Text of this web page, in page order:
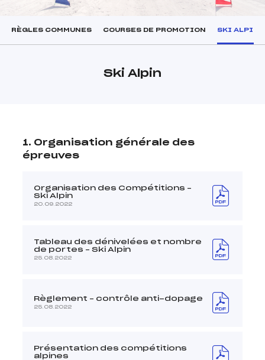
RÈGLES COMMUNES COURSES DE PROMOTION SKI ALPIN
Ski Alpin
1. Organisation générale des
épreuves
Organisation des Compétitions –
Ski Alpin
20.09.2022
Tableau des dénivelées et nombre
de portes – Ski Alpin
25.08.2022
Règlement – contrôle anti-dopage
25.08.2022
Présentation des compétitions
alpines